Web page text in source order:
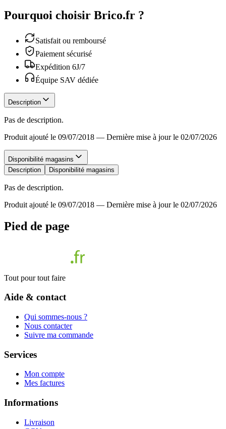
Pourquoi choisir Brico.fr ?
Satisfait ou remboursé
Paiement sécurisé
Expédition 6J/7
Équipe SAV dédiée
Description
Pas de description.
Produit ajouté le 09/07/2018 — Dernière mise à jour le 02/07/2026
Disponibilité magasins
Description
Disponibilité magasins
Pas de description.
Produit ajouté le 09/07/2018 — Dernière mise à jour le 02/07/2026
Pied de page
Tout pour tout faire
Aide & contact
Qui sommes-nous ?
Nous contacter
Suivre ma commande
Services
Mon compte
Mes factures
Informations
Livraison